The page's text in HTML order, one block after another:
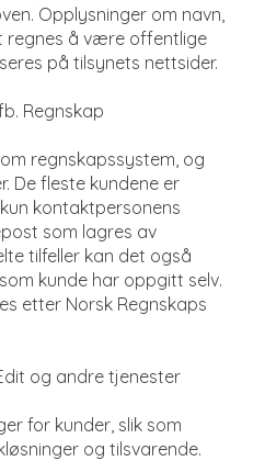
Opplysninger om navn,
regnes å være offentlige
på tilsynets nettsider.
Regnskap
regnskapssystem, og
De fleste kundene er
kontaktpersonens
som lagres av
tilfeller kan det også
kunde har oppgitt selv.
etter Norsk Regnskaps
og andre tjenester
for kunder, slik som
og tilsvarende.